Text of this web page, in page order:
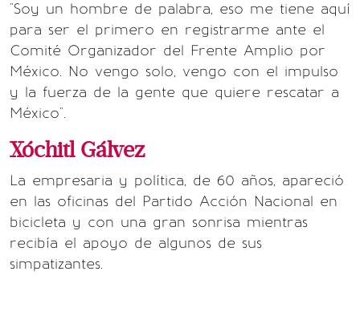
"Soy un hombre de palabra, eso me tiene aquí
para ser el primero en registrarme ante el
Comité Organizador del Frente Amplio por
México. No vengo solo, vengo con el impulso
y la fuerza de la gente que quiere rescatar a
México".
Xóchitl Gálvez
La empresaria y política, de 60 años, apareció
en las oficinas del Partido Acción Nacional en
bicicleta y con una gran sonrisa mientras
recibía el apoyo de algunos de sus
simpatizantes.